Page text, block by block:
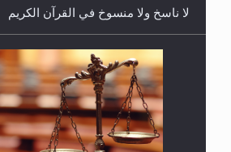
هل يجوز فتح مشروع كوافير نسائي
لا ناسخ ولا منسوخ في القرآن الكريم